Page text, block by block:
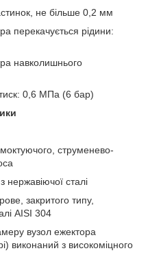
не більше 0,2 мм
перекачується рідини:
навколишнього
0,6 МПа (6 бар)
струменево-
нержавіючої сталі
закритого типу,
AISI 304
вузол ежектора
виконаний з високоміцного